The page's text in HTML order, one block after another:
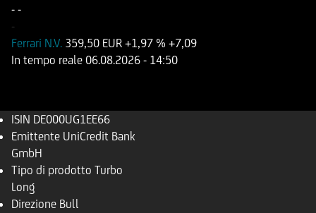
- -
-
Ferrari N.V. 359,50 EUR +1,97 % +7,09
In tempo reale 06.08.2026 - 14:50
ISIN DE000UG1EE66
Emittente UniCredit Bank
GmbH
Tipo di prodotto Turbo
Long
Direzione Bull